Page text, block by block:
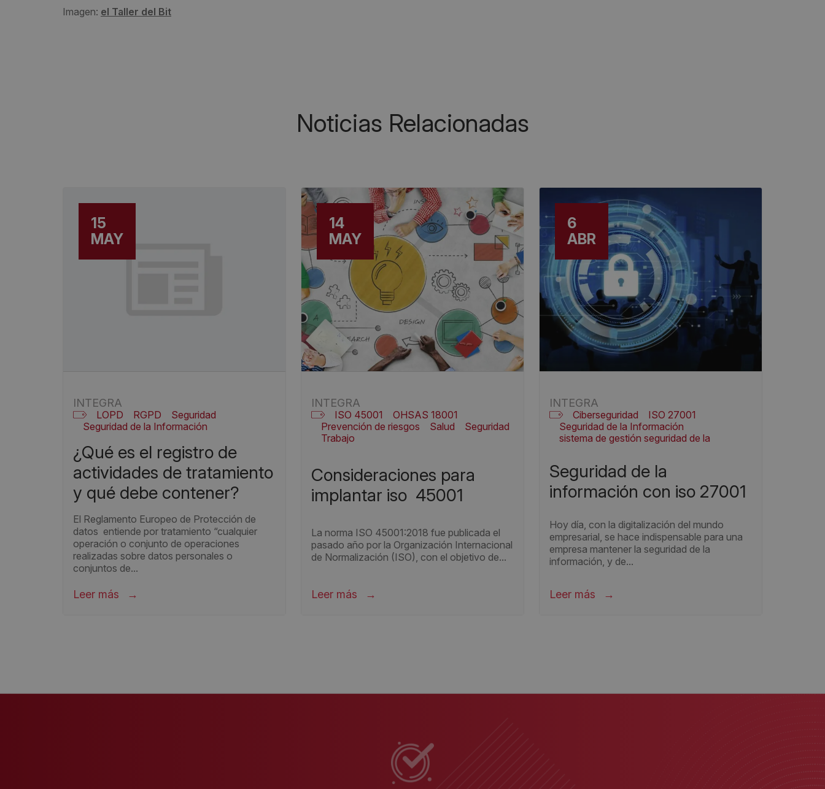
Imagen: el Taller del Bit
Noticias Relacionadas
15
MAY
INTEGRA
LOPD RGPD
Seguridad
Seguridad de la Información
¿qué es el registro de
actividades de tratamiento
y qué debe contener?
El Reglamento Europeo de Protección de
datos entiende por tratamiento “cualquier
operación o conjunto de operaciones
realizadas sobre datos personales o
conjuntos de...
Leer más
14
MAY
INTEGRA
ISO 45001
OHSAS 18001
Prevención de riesgos
Salud
Seguridad
Trabajo
consideraciones para
implantar iso 45001
La norma ISO 45001:2018 fue publicada el
pasado año por la Organización Internacional
de Normalización (ISO), con el objetivo de...
Leer más
6
ABR
INTEGRA
Ciberseguridad
ISO 27001
Seguridad de la Información
sistema de gestión seguridad de la
seguridad de la
información con iso 27001
Hoy día, con la digitalización del mundo
empresarial, se hace indispensable para una
empresa mantener la seguridad de la
información, y de...
Leer más